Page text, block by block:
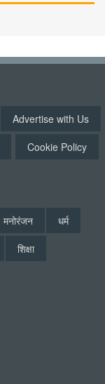
Advertise with Us
Cookie Policy
मनोरंजन
धर्म
शिक्षा